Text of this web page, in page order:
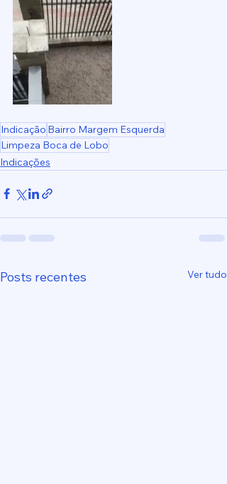
Indicação Bairro Margem Esquerda
Limpeza Boca de Lobo
Indicações
Posts recentes Ver tudo